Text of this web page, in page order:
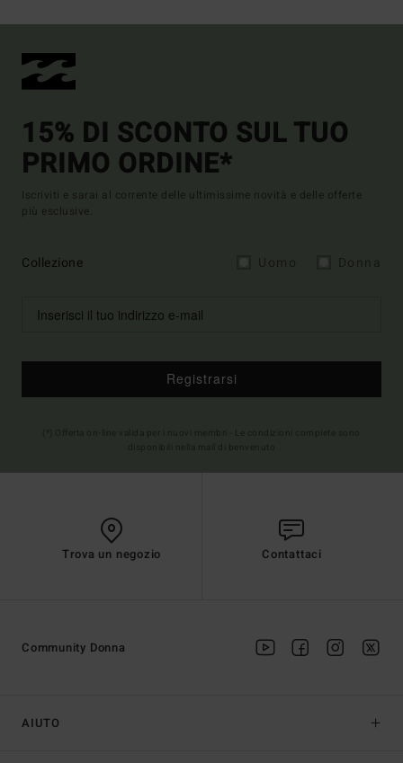
15% DI SCONTO SUL TUO
PRIMO ORDINE*
Iscriviti e sarai al corrente delle ultimissime novità e delle offerte
più esclusive.
Collezione
Registrarsi
Trova un negozio Contattaci
AIUTO
Community Donna